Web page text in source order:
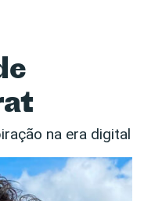
na era digital